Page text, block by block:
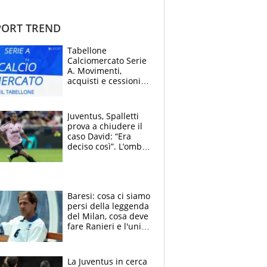
TREND
Tabellone
Calciomercato Serie
A. Movimenti,
acquisti e cessioni:
Juventus, Spalletti
prova a chiudere il
caso David: “Era
deciso così”. L’ombra
Baresi: cosa ci siamo
persi della leggenda
del Milan, cosa deve
fare Ranieri e l'unico
La Juventus in cerca